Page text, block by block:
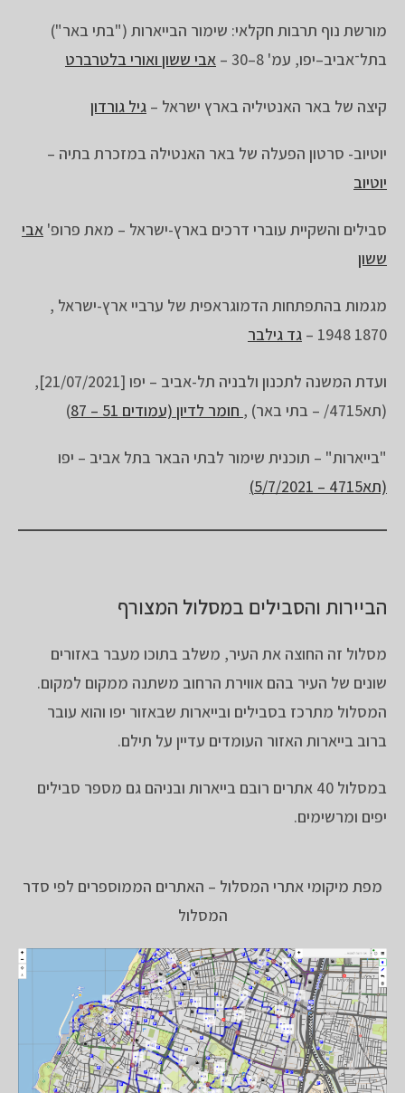
מורשת נוף תרבות חקלאי: שימור הבייארות ("בתי באר")
בתל־אביב–יפו, עמ' 8–30 –
אבי ששון ואורי בלטרברט
קיצה של באר האנטיליה בארץ ישראל – גיל גורדון
יוטיוב- סרטון הפעלה של באר האנטילה במזכרת בתיה –
יוטיוב
סבילים והשקיית עוברי דרכים בארץ-ישראל – מאת פרופ' אבי
ששון
מגמות בהתפתחות הדמוגראפית של ערביי ארץ-ישראל ,
1870 1948 –
גד גילבר
ועדת המשנה לתכנון ולבניה תל-אביב – יפו [21/07/2021],
(תא4715/ – בתי באר) ,
חומר לדיון (עמודים 51 – 87 )
"בייארות" – תוכנית שימור לבתי הבאר בתל אביב – יפו
(תא4715 – 5/7/2021)
הביירות והסבילים במסלול המצורף
מסלול זה החוצה את העיר, משלב בתוכו מעבר באזורים
שונים של העיר בהם אווירת הרחוב משתנה ממקום למקום.
המסלול מתרכז בסבילים ובייארות שבאזור יפו והוא עובר
ברוב בייארות האזור העומדים עדיין על תילם.
במסלול 40 אתרים רובם בייארות ובניהם גם מספר סבילים
יפים ומרשימים.
מפת מיקומי אתרי המסלול – האתרים הממוספרים לפי סדר
המסלול